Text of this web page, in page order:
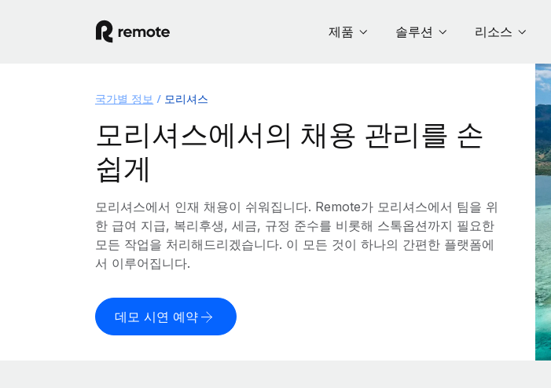
제품 솔루션 리소스
국가별 정보 모리셔스
모리셔스에서의 채용 관리를 손
쉽게
모리셔스에서 인재 채용이 쉬워집니다. Remote가 모리셔스에서 팀을 위
한 급여 지급, 복리후생, 세금, 규정 준수를 비롯해 스톡옵션까지 필요한
모든 작업을 처리해드리겠습니다. 이 모든 것이 하나의 간편한 플랫폼에
서 이루어집니다.
데모 시연 예약